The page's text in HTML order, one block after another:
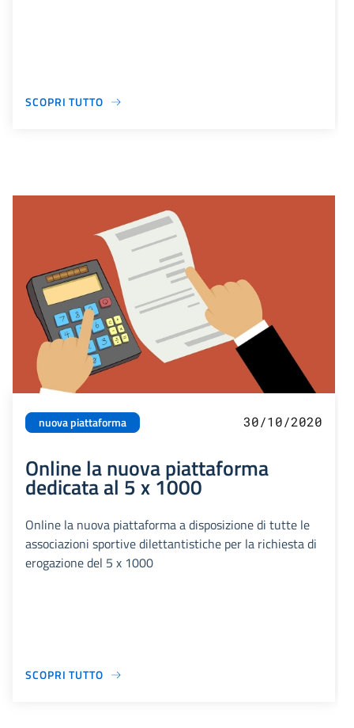
SCOPRI TUTTO
nuova piattaforma 30/10/2020
Online la nuova piattaforma
dedicata al 5 x 1000
Online la nuova piattaforma a disposizione di tutte le
associazioni sportive dilettantistiche per la richiesta di
erogazione del 5 x 1000
SCOPRI TUTTO